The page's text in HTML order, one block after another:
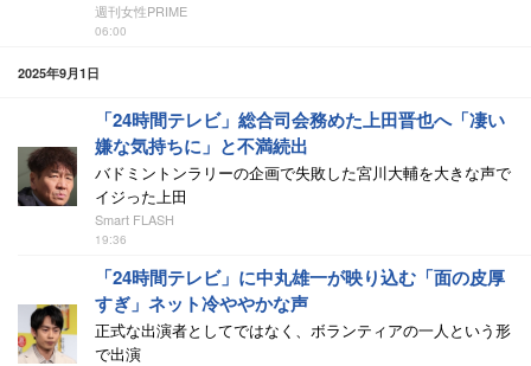
週刊女性PRIME
06:00
2025年9月1日
「24時間テレビ」総合司会務めた上田晋也へ「凄い
嫌な気持ちに」と不満続出
バドミントンラリーの企画で失敗した宮川大輔を大きな声で
イジった上田
Smart FLASH
19:36
「24時間テレビ」に中丸雄一が映り込む「面の皮厚
すぎ」ネット冷ややかな声
正式な出演者としてではなく、ボランティアの一人という形
で出演